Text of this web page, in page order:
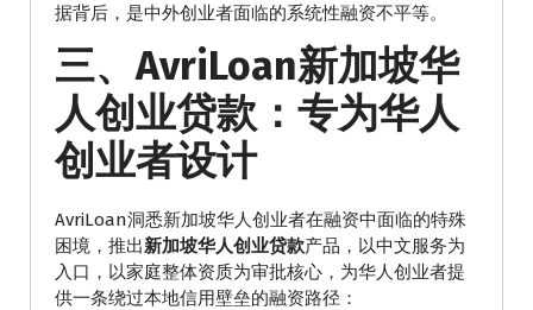
据背后，是中外创业者面临的系统性融资不平等。
三、AvriLoan新加坡华
人创业贷款：专为华人
创业者设计
AvriLoan洞悉新加坡华人创业者在融资中面临的特殊
困境，推出新加坡华人创业贷款产品，以中文服务为
入口，以家庭整体资质为审批核心，为华人创业者提
供一条绕过本地信用壁垒的融资路径：